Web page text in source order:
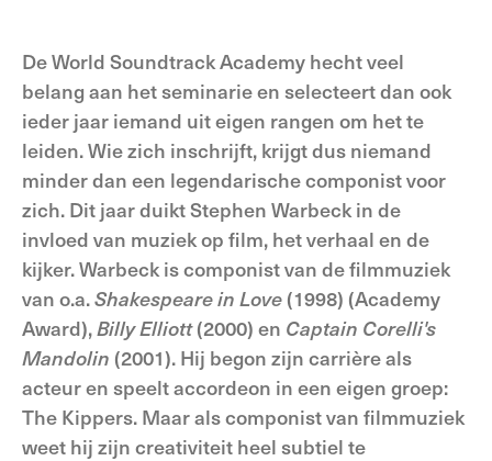
De World Soundtrack Academy hecht veel
belang aan het seminarie en selecteert dan ook
ieder jaar iemand uit eigen rangen om het te
leiden. Wie zich inschrijft, krijgt dus niemand
minder dan een legendarische componist voor
zich. Dit jaar duikt Stephen Warbeck in de
invloed van muziek op film, het verhaal en de
kijker. Warbeck is componist van de filmmuziek
van o.a.Shakespeare in Love (1998) (Academy
Award),Billy Elliott(2000) en Captain Corelli's
Mandolin (2001). Hij begon zijn carrière als
acteur en speelt accordeon in een eigen groep:
The Kippers. Maar als componist van filmmuziek
weet hij zijn creativiteit heel subtiel te